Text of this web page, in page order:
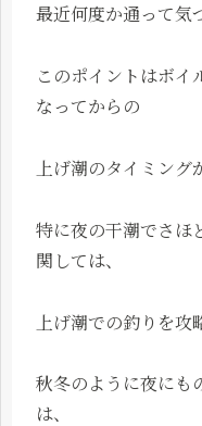
最近何度か通って気
このポイントはボイ
なってからの
上げ潮のタイミング
特に夜の干潮でさほ
関しては、
上げ潮での釣りを攻
秋冬のように夜にも
は、